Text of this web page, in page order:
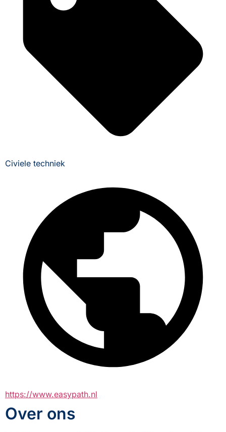
Civiele techniek
https://www.easypath.nl
Over ons